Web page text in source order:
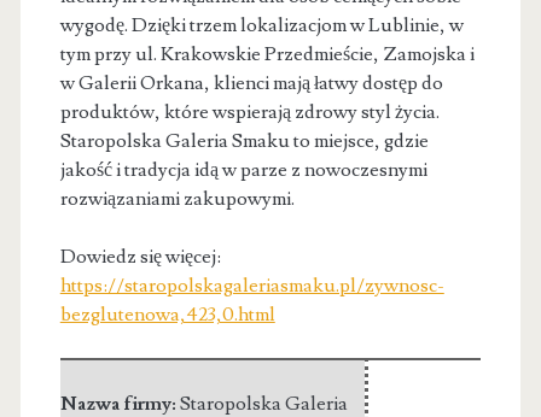
wygodę. Dzięki trzem lokalizacjom w Lublinie, w
tym przy ul. Krakowskie Przedmieście, Zamojska i
w Galerii Orkana, klienci mają łatwy dostęp do
produktów, które wspierają zdrowy styl życia.
Staropolska Galeria Smaku to miejsce, gdzie
jakość i tradycja idą w parze z nowoczesnymi
rozwiązaniami zakupowymi.
Dowiedz się więcej:
https://staropolskagaleriasmaku.pl/zywnosc-
bezglutenowa,423,0.html
Nazwa firmy: Staropolska Galeria